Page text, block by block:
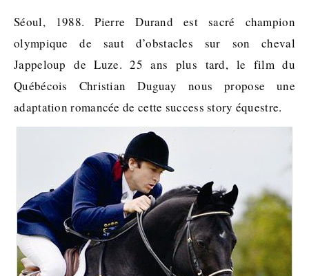
Séoul, 1988. Pierre Durand est sacré champion
olympique de saut d’obstacles sur son cheval
Jappeloup de Luze. 25 ans plus tard, le film du
Québécois Christian Duguay nous propose une
adaptation romancée de cette success story équestre.